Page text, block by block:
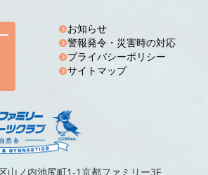
お知らせ
警報発令・災害時の対応
プライバシーポリシー
サイトマップ
山ノ内池尻町1-1京都ファミリー3F